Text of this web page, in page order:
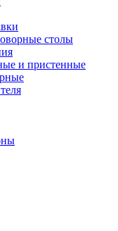
столы
и пристенные